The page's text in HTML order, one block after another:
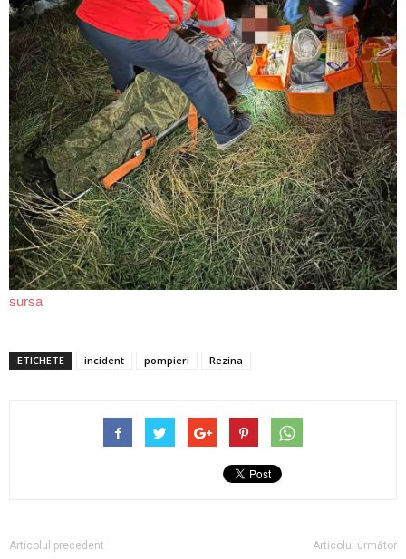
sursa
ETICHETE incident pompieri Rezina
Articolul precedent Articolul următor